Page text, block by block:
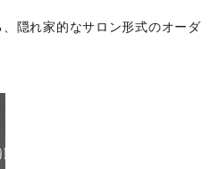
隠れ家的なサロン形式のオーダ